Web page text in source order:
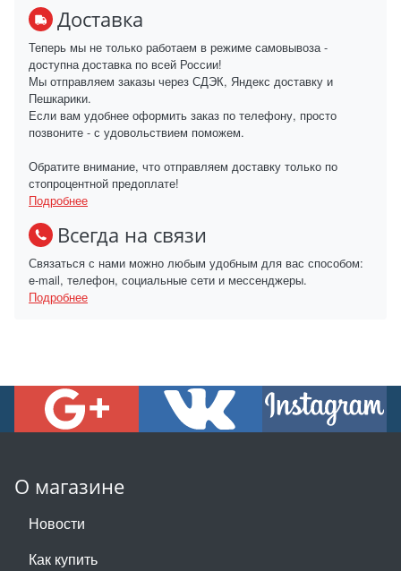
Доставка
Теперь мы не только работаем в режиме самовывоза -
доступна доставка по всей России!
Мы отправляем заказы через СДЭК, Яндекс доставку и
Пешкарики.
Если вам удобнее оформить заказ по телефону, просто
позвоните - с удовольствием поможем.
Обратите внимание, что отправляем доставку только по
стопроцентной предоплате!
Подробнее
Всегда на связи
Связаться с нами можно любым удобным для вас способом:
e-mail, телефон, социальные сети и мессенджеры.
Подробнее
О магазине
Новости
Как купить